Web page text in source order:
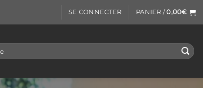
SE CONNECTER PANIER /0,00€